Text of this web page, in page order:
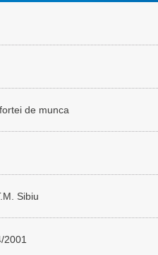
de munca
Sibiu
2001